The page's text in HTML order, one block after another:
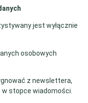
jest wyłącznie
osobowych
z newslettera,
w stopce wiadomości.